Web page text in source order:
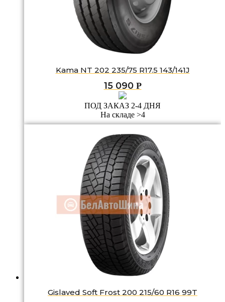
Kama NT 202 235/75 R17.5 143/141J
15 090 Р
ПОД ЗАКАЗ 2-4 ДНЯ
На складе >4
Gislaved Soft Frost 200 215/60 R16 99T